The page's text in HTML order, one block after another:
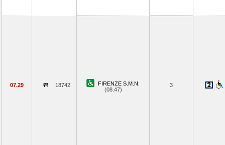
07.29 18742
FIRENZE S.M.N.
(08.47)
3